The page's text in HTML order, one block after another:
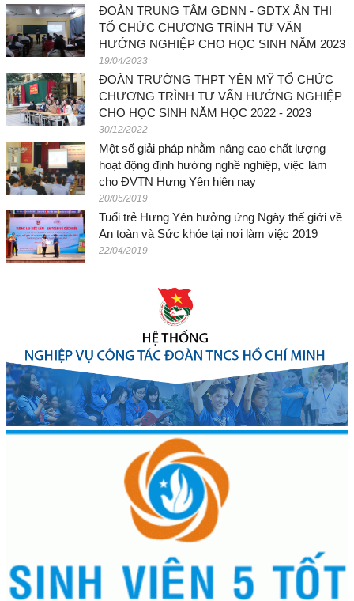
ĐOÀN TRUNG TÂM GDNN - GDTX ÂN THI
TỔ CHỨC CHƯƠNG TRÌNH TƯ VẤN
HƯỚNG NGHIỆP CHO HỌC SINH NĂM 2023
19/04/2023
ĐOÀN TRƯỜNG THPT YÊN MỸ TỔ CHỨC
CHƯƠNG TRÌNH TƯ VẤN HƯỚNG NGHIỆP
CHO HỌC SINH NĂM HỌC 2022 - 2023
30/12/2022
Một số giải pháp nhằm nâng cao chất lượng
hoạt động định hướng nghề nghiệp, việc làm
cho ĐVTN Hưng Yên hiện nay
20/05/2019
Tuổi trẻ Hưng Yên hưởng ứng Ngày thế giới về
An toàn và Sức khỏe tại nơi làm việc 2019
22/04/2019